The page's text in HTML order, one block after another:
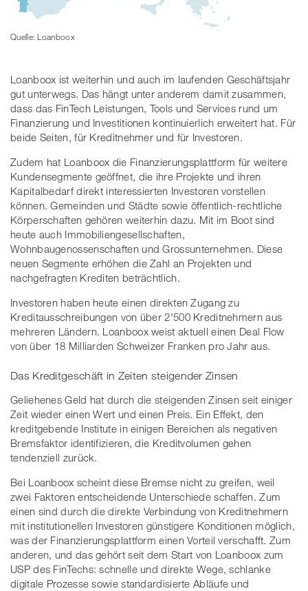
Quelle: Loanboox
Loanboox ist weiterhin und auch im laufenden Geschäftsjahr
gut unterwegs. Das hängt unter anderem damit zusammen,
dass das FinTech Leistungen, Tools und Services rund um
Finanzierung und Investitionen kontinuierlich erweitert hat. Für
beide Seiten, für Kreditnehmer und für Investoren.
Zudem hat Loanboox die Finanzierungsplattform für weitere
Kundensegmente geöffnet, die ihre Projekte und ihren
Kapitalbedarf direkt interessierten Investoren vorstellen
können. Gemeinden und Städte sowie öffentlich-rechtliche
Körperschaften gehören weiterhin dazu. Mit im Boot sind
heute auch Immobiliengesellschaften,
Wohnbaugenossenschaften und Grossunternehmen. Diese
neuen Segmente erhöhen die Zahl an Projekten und
nachgefragten Krediten beträchtlich.
Investoren haben heute einen direkten Zugang zu
Kreditausschreibungen von über 2'500 Kreditnehmern aus
mehreren Ländern. Loanboox weist aktuell einen Deal Flow
von über 18 Milliarden Schweizer Franken pro Jahr aus.
Das Kreditgeschäft in Zeiten steigender Zinsen
Geliehenes Geld hat durch die steigenden Zinsen seit einiger
Zeit wieder einen Wert und einen Preis. Ein Effekt, den
kreditgebende Institute in einigen Bereichen als negativen
Bremsfaktor identifizieren, die Kreditvolumen gehen
tendenziell zurück.
Bei Loanboox scheint diese Bremse nicht zu greifen, weil
zwei Faktoren entscheidende Unterschiede schaffen. Zum
einen sind durch die direkte Verbindung von Kreditnehmern
mit institutionellen Investoren günstigere Konditionen möglich,
was der Finanzierungsplattform einen Vorteil verschafft. Zum
anderen, und das gehört seit dem Start von Loanboox zum
USP des FinTechs: schnelle und direkte Wege, schlanke
digitale Prozesse sowie standardisierte Abläufe und